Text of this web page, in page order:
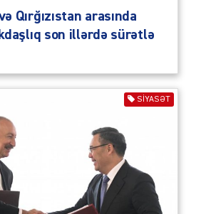
Qırğızıstan arasında
son illərdə sürətlə
SIYASƏT